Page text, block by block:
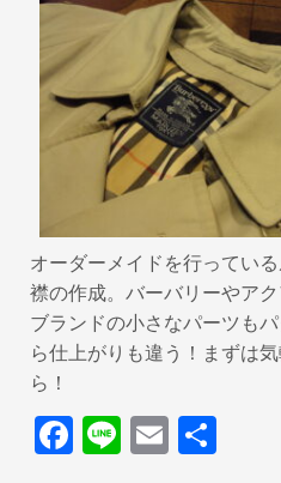
オーダーメイドを行ってい
襟の作成。バーバリーやア
ブランドの小さなパーツも
ら仕上がりも違う！まずは
ら！
F Li E